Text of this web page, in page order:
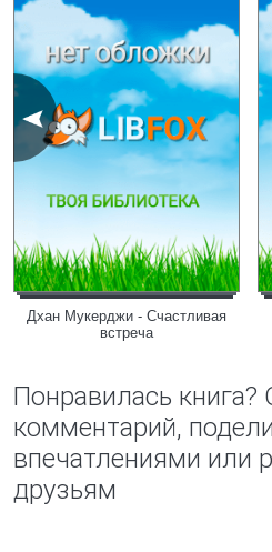
Дхан Мукерджи - Счастливая
встреча
Понравилась книга?
комментарий,
впечатлениями или
друзьям